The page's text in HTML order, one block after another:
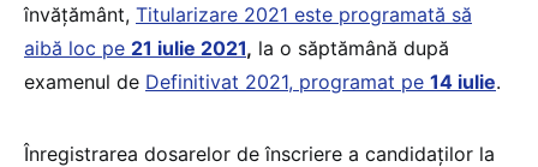
învățământ, Titularizare 2021 este programată să
aibă loc pe 21 iulie 2021, la o săptămână după
examenul de Definitivat 2021, programat pe 14 iulie.
Înregistrarea dosarelor de înscriere a candidaților la